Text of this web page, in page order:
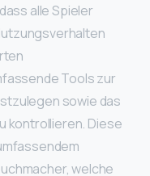
alle Spieler
Tools zur
sowie das
kontrollieren. Diese
welche